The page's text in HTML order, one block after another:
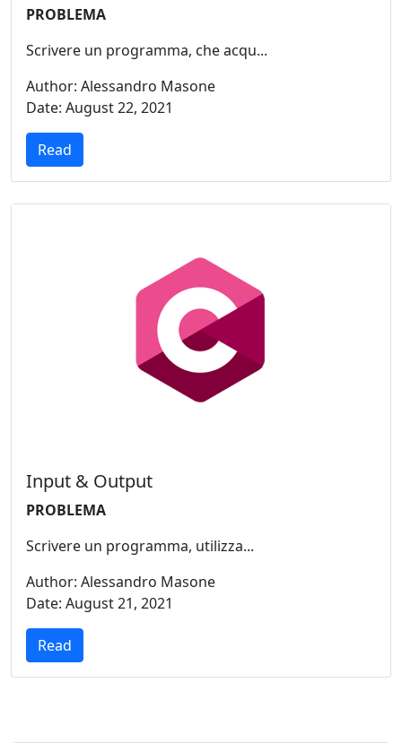
PROBLEMA
Scrivere un programma, che acqu...
Author: Alessandro Masone
Date: August 22, 2021
Read
Input & Output
PROBLEMA
Scrivere un programma, utilizza...
Author: Alessandro Masone
Date: August 21, 2021
Read